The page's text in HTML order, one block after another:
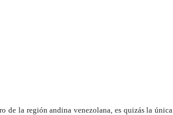
de la región andina venezolana, es quizás la única